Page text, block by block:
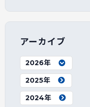
アーカイブ
2026年
2025年
2024年